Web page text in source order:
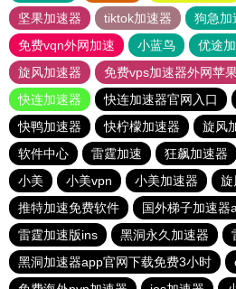
坚果加速器
tiktok加速器
狗急加
免费vqn外网加速
小蓝鸟 优途
旋风加速器
免费vps加速器外网苹
快连加速器
快连加速器官网入口
快鸭加速器
快柠檬加速器 旋风
软件中心
雷霆加速 狂飙加速器
小美
小美vpn 小美加速器
旋
推特加速免费软件
国外梯子加速器
雷霆加速版ins
黑洞永久加速器
黑洞加速器app官网下载免费3小时